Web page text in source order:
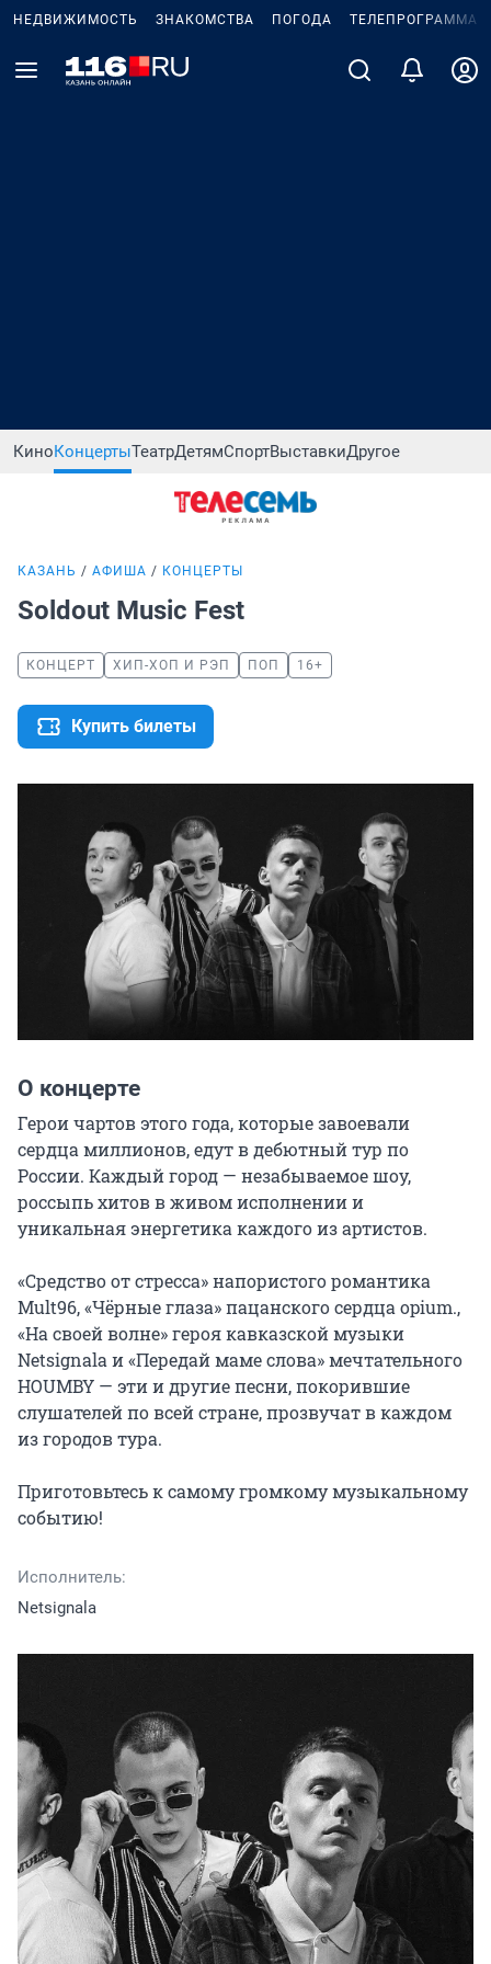
НЕДВИЖИМОСТЬ ЗНАКОМСТВА ПОГОДА ТЕЛЕПРОГРАММА
КиноКонцертыТеатрДетямСпортВыставкиДругое
КАЗАНЬ АФИША КОНЦЕРТЫ
Soldout Music Fest
КОНЦЕРТ ХИП-ХОП И РЭП ПОП 16+
Купить билеты
О концерте
Герои чартов этого года, которые завоевали
сердца миллионов, едут в дебютный тур по
России. Каждый город — незабываемое шоу,
россыпь хитов в живом исполнении и
уникальная энергетика каждого из артистов.
«Средство от стресса» напористого романтика
Mult96, «Чёрные глаза» пацанского сердца opium.,
«На своей волне» героя кавказской музыки
Netsignala и «Передай маме слова» мечтательного
HOUMBY — эти и другие песни, покорившие
слушателей по всей стране, прозвучат в каждом
из городов тура.
Приготовьтесь к самому громкому музыкальному
событию!
Исполнитель:
Netsignala